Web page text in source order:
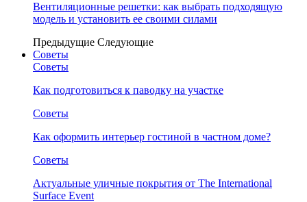
Вентиляционные решетки: как выбрать подходящую
модель и установить ее своими силами
Предыдущие Следующие
Советы
Советы
Как подготовиться к паводку на участке
Советы
Как оформить интерьер гостиной в частном доме?
Советы
Актуальные уличные покрытия от The International
Surface Event